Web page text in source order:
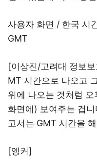
사용자 화면 / 한국
GMT
[이상진/고려대 정보
MT 시간으로 나오고
위에 나오는 것처럼
화면에) 보여주는 겁
고서는 GMT 시간을
[앵커]